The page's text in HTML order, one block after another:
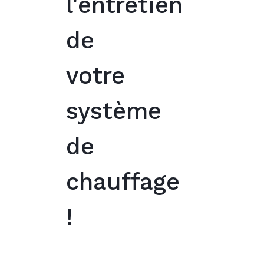
de
votre
système
de
chauffage
!